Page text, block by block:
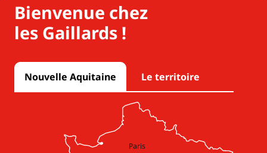
Bienvenue chez
les Gaillards !
Nouvelle Aquitaine Le territoire